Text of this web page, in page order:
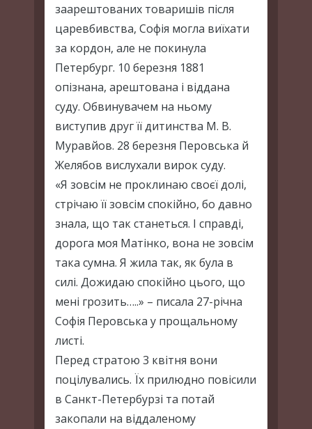
заарештованих товаришів після
царевбивства, Софія могла виїхати
за кордон, але не покинула
Петербург. 10 березня 1881
опізнана, арештована і віддана
суду. Обвинувачем на ньому
виступив друг її дитинства М. В.
Муравйов. 28 березня Перовська й
Желябов вислухали вирок суду.
«Я зовсім не проклинаю своєї долі,
стрічаю її зовсім спокійно, бо давно
знала, що так станеться. І справді,
дорога моя Матінко, вона не зовсім
така сумна. Я жила так, як була в
силі. Дожидаю спокійно цього, що
мені грозить…..» – писала 27-річна
Софія Перовська у прощальному
листі.
Перед стратою 3 квітня вони
поцілувались. Їх прилюдно повісили
в Санкт-Петербурзі та потай
закопали на віддаленому